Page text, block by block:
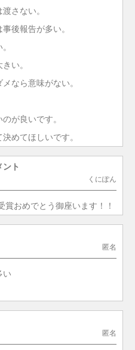
さない。
後報告が多い。
い。
なら意味がない。
が良いです。
めてほしいです。
ント
くにぽん
おめでとう御座います！！
匿名
い
匿名